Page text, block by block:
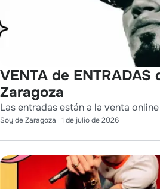
VENTA de ENTRADAS
Zaragoza
Las entradas están a la venta
Soy de Zaragoza · 1 de julio de 2026